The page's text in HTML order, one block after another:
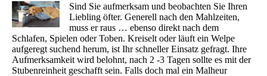
Sind Sie aufmerksam und beobachten Sie Ihren
Liebling öfter. Generell nach den Mahlzeiten,
muss er raus … ebenso direkt nach dem
Schlafen, Spielen oder Toben. Kreiselt oder läuft ein Welpe
aufgeregt suchend herum, ist Ihr schneller Einsatz gefragt. Ihre
Aufmerksamkeit wird belohnt, nach 2 -3 Tagen sollte es mit der
Stubenreinheit geschafft sein. Falls doch mal ein Malheur